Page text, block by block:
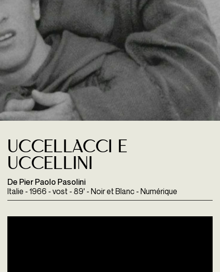
Uccellacci e
uccellini
De Pier Paolo Pasolini
Italie - 1966 - vost - 89' - Noir et Blanc - Numérique